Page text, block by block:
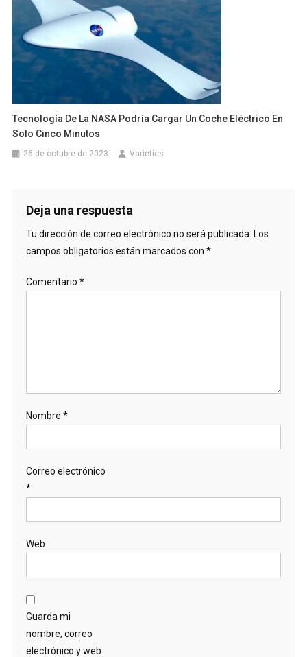
Tecnología De La NASA Podría Cargar Un Coche Eléctrico En
Solo Cinco Minutos
26 de octubre de 2023 Varieties
Deja una respuesta
Tu dirección de correo electrónico no será publicada. Los
campos obligatorios están marcados con *
Comentario *
Nombre *
Correo electrónico
*
Web
Guarda mi
nombre, correo
electrónico y web